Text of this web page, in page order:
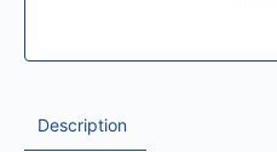
Description